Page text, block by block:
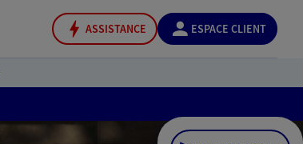
ASSISTANCE ESPACE CLIENT